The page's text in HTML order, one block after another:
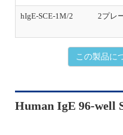
hIgE-SCE-1M/2 2プレ
この製品に
Human IgE 96-well